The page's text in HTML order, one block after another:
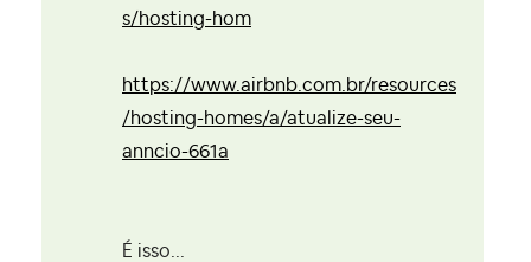
s/hosting-hom
https://www.airbnb.com.br/resources
/hosting-homes/a/atualize-seu-
anncio-661a
É isso...